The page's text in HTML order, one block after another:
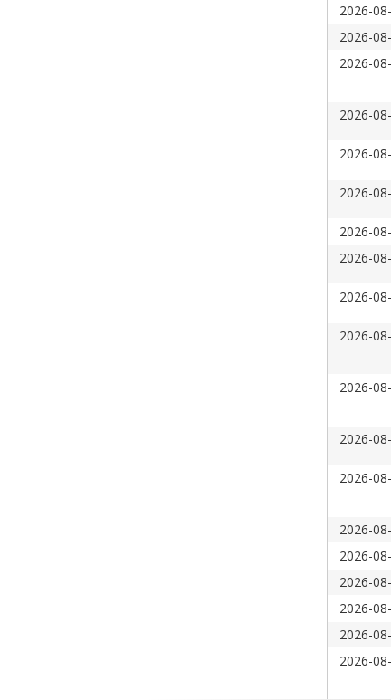
2026-
2026-
2026-
2026-
2026-
2026-
2026-
2026-
2026-
2026-
2026-
2026-
2026-
2026-
2026-
2026-
2026-
2026-
2026-